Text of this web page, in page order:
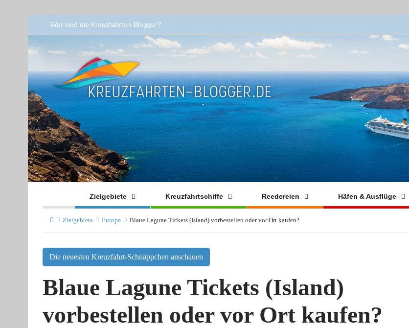
Wer sind die Kreuzfahrten-Blogger?
Zielgebiete Kreuzfahrtschiffe Reedereien Häfen & Ausflüge
Zielgebiete Europa Blaue Lagune Tickets (Island) vorbestellen oder vor Ort kaufen?
Die neuesten Kreuzfahrt-Schnäppchen anschauen
Blaue Lagune Tickets (Island)
vorbestellen oder vor Ort kaufen?